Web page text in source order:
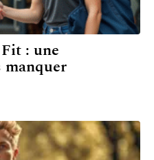
: une
manquer